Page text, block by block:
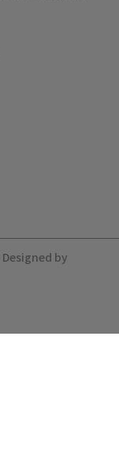
Designed by